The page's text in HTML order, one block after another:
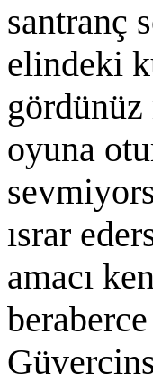
santranç
elindeki
oyuna
ısrar
amacı